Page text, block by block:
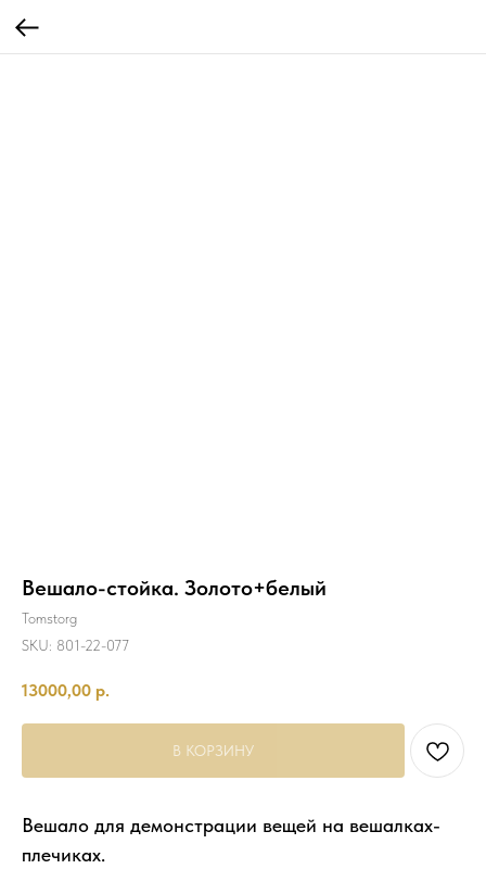
Вешало-стойка. Золото+белый
Tomstorg
SKU: 801-22-077
13000,00 р.
В КОРЗИНУ
Вешало для демонстрации вещей на вешалках-
плечиках.